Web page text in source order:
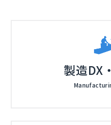
製造DX